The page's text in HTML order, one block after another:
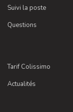
Suivi la poste
Questions
Tarif Colissimo
Actualités